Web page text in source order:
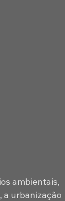
ambientais,
a urbanização